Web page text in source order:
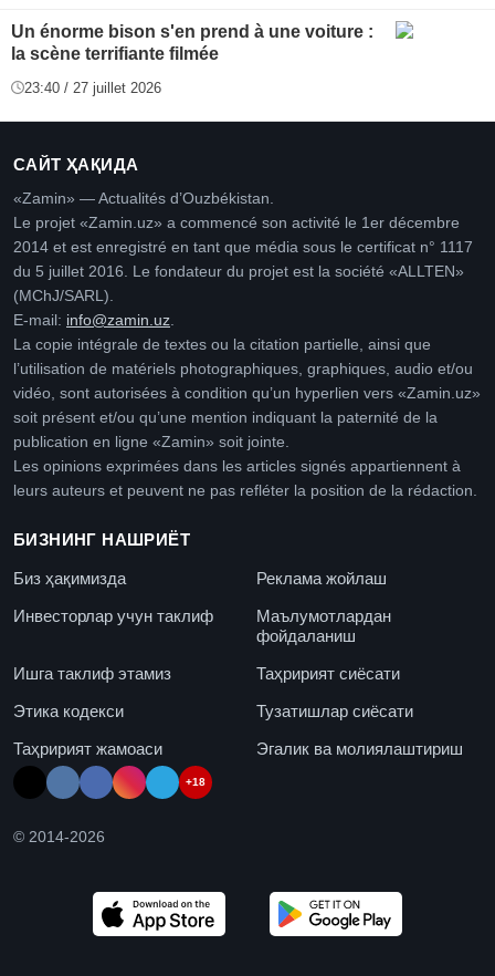
Un énorme bison s'en prend à une voiture :
la scène terrifiante filmée
23:40 / 27 juillet 2026
САЙТ ҲАҚИДА
«Zamin» — Actualités d’Ouzbékistan.
Le projet «Zamin.uz» a commencé son activité le 1er décembre
2014 et est enregistré en tant que média sous le certificat n° 1117
du 5 juillet 2016. Le fondateur du projet est la société «ALLTEN»
(MChJ/SARL).
E-mail: info@zamin.uz
La copie intégrale de textes ou la citation partielle, ainsi que
l’utilisation de matériels photographiques, graphiques, audio et/ou
vidéo, sont autorisées à condition qu’un hyperlien vers «Zamin.uz»
soit présent et/ou qu’une mention indiquant la paternité de la
publication en ligne «Zamin» soit jointe.
Les opinions exprimées dans les articles signés appartiennent à
leurs auteurs et peuvent ne pas refléter la position de la rédaction.
БИЗНИНГ НАШРИЁТ
Биз ҳақимизда
Реклама жойлаш
Инвесторлар учун таклиф
Маълумотлардан
фойдаланиш
Ишга таклиф этамиз
Таҳририят сиёсати
Этика кодекси
Тузатишлар сиёсати
Таҳририят жамоаси
Эгалик ва молиялаштириш
+18
© 2014-2026